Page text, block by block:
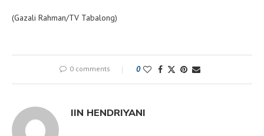
(Gazali Rahman/TV Tabalong)
0 comments 0
IIN HENDRIYANI